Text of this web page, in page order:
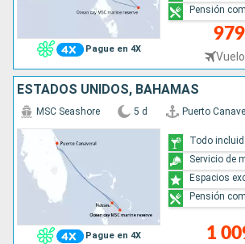
Pague en 4X
Pensión
ESTADOS UNIDOS, BAHAMAS
Pague en 4X
MSC Seashore 5 d Puerto
1
Todo
Servicio de
Espacios
Pensión